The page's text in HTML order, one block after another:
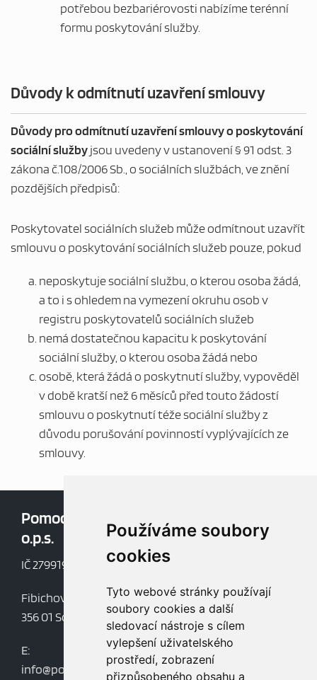
Používáme soubory
cookies
Tyto webové stránky používají
soubory cookies a další
sledovací nástroje s cílem
vylepšení uživatelského
prostředí, zobrazení
přizpůsobeného obsahu a
potřebou bezbariérovosti nabízíme terénní
formu poskytování služby.
Důvody k odmítnutí uzavření smlouvy
Důvody pro odmítnutí uzavření smlouvy o poskytování
sociální službyjsou uvedeny v ustanovení § 91 odst. 3
zákona č.108/2006 Sb., o sociálních službách, ve znění
pozdějších předpisů:
Poskytovatel sociálních služeb může odmítnout uzavřít
smlouvu o poskytování sociálních služeb pouze, pokud
neposkytuje sociální službu, o kterou osoba žádá,
a to i s ohledem na vymezení okruhu osob v
registru poskytovatelů sociálních služeb
nemá dostatečnou kapacitu k poskytování
sociální služby, o kterou osoba žádá nebo
osobě, která žádá o poskytnutí služby, vypověděl
v době kratší než 6 měsíců před touto žádostí
smlouvu o poskytnutí téže sociální služby z
důvodu porušování povinností vyplývajících ze
smlouvy.
Pomoc v nouzi,
o.p.s.
IČ 27991997
Fibichova 852
356 01 Sokolov
E:
info@pomocvnouziops.cz